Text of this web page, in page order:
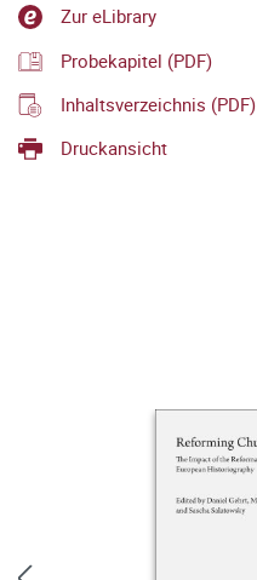
Zur eLibrary
Probekapitel (PDF)
Inhaltsverzeichnis (PDF)
Druckansicht